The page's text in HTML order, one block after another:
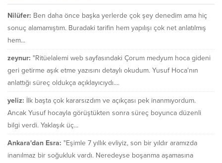
Nilüfer: Ben daha önce başka yerlerde çok şey denedim ama hiç
sonuç alamamıştım. Buradaki tarifin hem yapılışı çok net anlatılmış
hem...
zeynur: "Ritüelalemi web sayfasındaki Çorum medyum hoca gideni
geri getirme aşık etme yazısını detaylı okudum. Yusuf Hoca'nın
anlattığı süreç oldukça açıklayıcıydı....
yeliz: İlk başta çok kararsızdım ve açıkçası pek inanmıyordum.
Ancak Yusuf hocayla görüştükten sonra süreç boyunca düzenli
bilgi verdi. Yaklaşık üç...
Ankara'dan Esra: "Eşimle 7 yıllık evliyiz, son bir yıldır aramızda
inanılmaz bir soğukluk vardı. Neredeyse boşanma aşamasına